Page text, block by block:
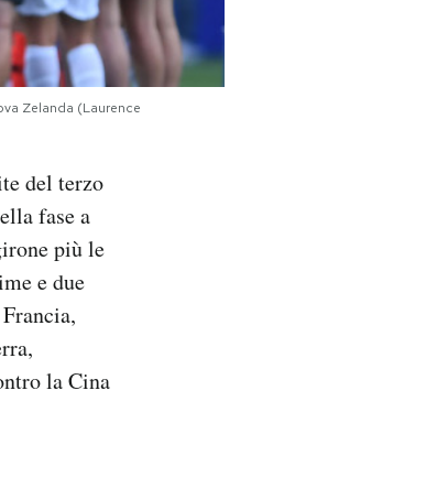
Zelanda (Laurence
del terzo
fase a
più le
e due
la Cina